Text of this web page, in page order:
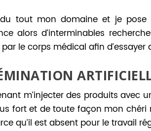
tout mon domaine et je
alors d’interminables
le corps médical afin d’essayer
m’injecter des produits avec
fort et de toute façon mon
qu’il est absent pour le travail